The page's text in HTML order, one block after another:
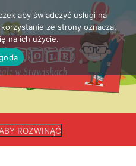
ROZWINĄĆ
aby świadczyć usługi na
ze strony oznacza,
na ich użycie.